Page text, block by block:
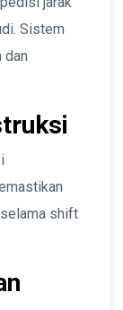
Sistem
dan
shift